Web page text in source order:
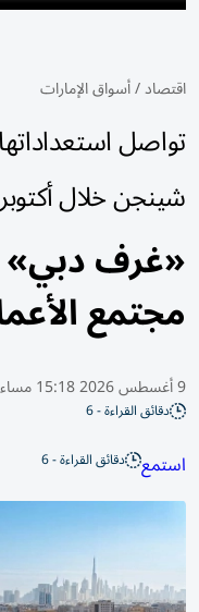
اقتصاد/أسواق الإمارات
تواصل
شينجن خلال
«غرف دبي»
مجتمع
9 أغسطس 2026 15:18 مساء
دقائق القراءة - 6
استمع دقائق القراءة - 6